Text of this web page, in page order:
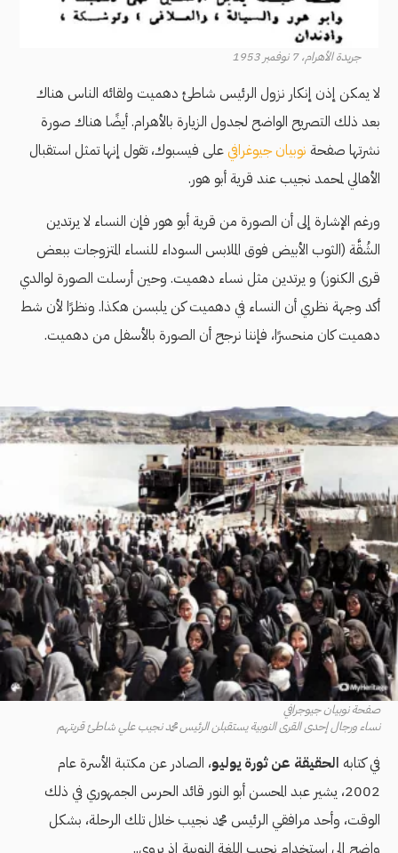
جريدة الأهرام، 7 نوفمبر 1953
لا يمكن إذن إنكار نزول الرئيس شاطئ دهميت ولقائه الناس هناك
بعد ذلك التصريح الواضح لجدول الزيارة بالأهرام. أيضًا هناك صورة
نشرتها صفحة نوبيان جيوغرافيعلى فيسبوك، تقول إنها تمثل استقبال
الأهالي لمحمد نجيب عند قرية أبو هور.
ورغم الإشارة إلى أن الصورة من قرية أبو هور فإن النساء لا يرتدين
الشُقَّة (الثوب الأبيض فوق الملابس السوداء للنساء المتزوجات ببعض
قرى الكنوز) و يرتدين مثل نساء دهميت. وحين أرسلت الصورة لوالدي
أكد وجهة نظري أن النساء في دهميت كن يلبسن هكذا. ونظرًا لأن شط
دهميت كان منحسرًا، فإننا نرجح أن الصورة بالأسفل من دهميت.
صفحة نوبيان جيوجرافي
نساء ورجال إحدى القرى النوبية يستقبلن الرئيس محمد نجيب علي شاطئ قريتهم
في كتابه الحقيقة عن ثورة يوليو، الصادر عن مكتبة الأسرة عام
2002، يشير عبد المحسن أبو النور قائد الحرس الجمهوري في ذلك
الوقت، وأحد مرافقي الرئيس محمد نجيب خلال تلك الرحلة، بشكل
واضح إلى استخدام نجيب اللغة النوبية إذ يروي..